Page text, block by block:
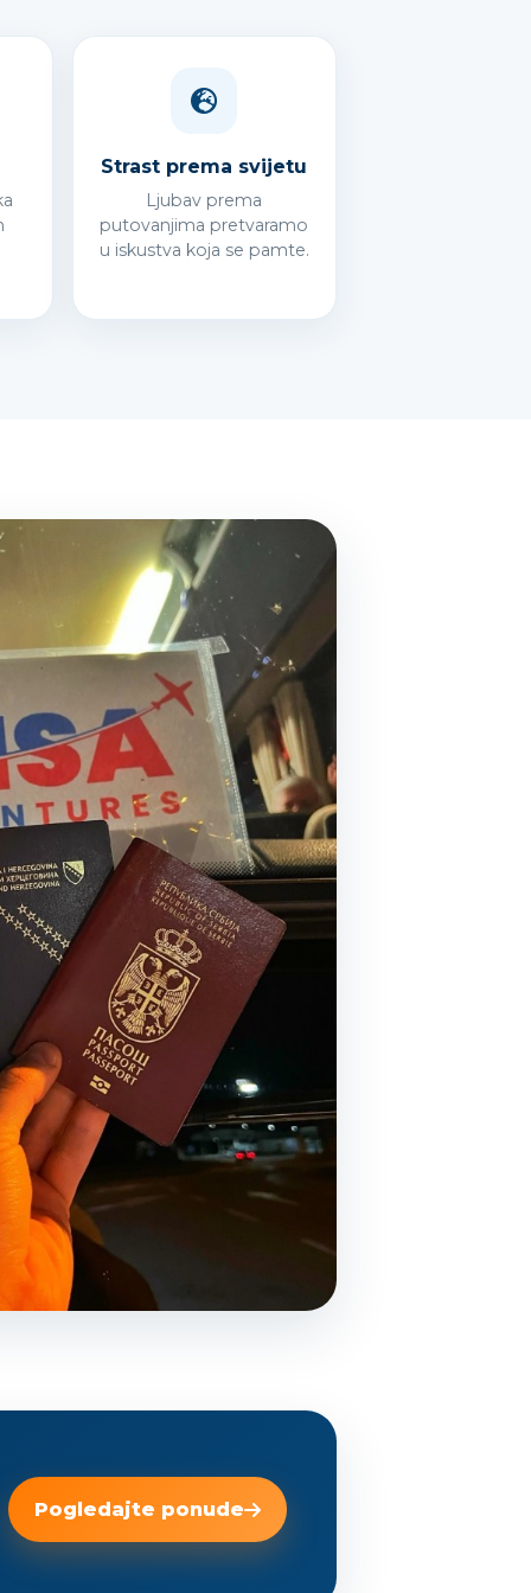
Strast prema svijetu
Ljubav prema
putovanjima pretvaramo
u iskustva koja se pamte.
Pogledajte ponude